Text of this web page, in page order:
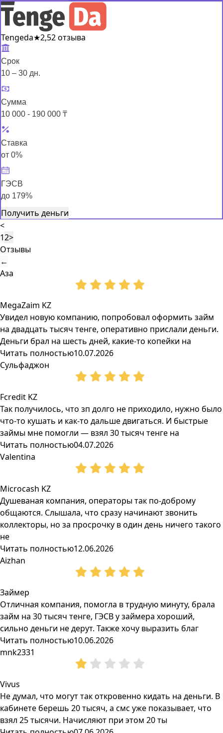
Tengeda★2,52 отзыва
Срок
10 – 30 дн.
Сумма
10 000 - 190 000 ₸
Ставка
от 0%
ГЭСВ
до 179%
Получить деньги
<
12>
Отзывы
←
Аза
MegaZaim KZ
Увидел новую компанию, попробовал оформить займ
на двадцать тысяч тенге, оперативно прислали деньги.
Деньги брал на шесть дней, какие-то копейки на
Читать полностью10.07.2026
Сульфаджон
Fcredit KZ
Так получилось, что зп долго не приходило, нужно было
что-то кушать и как-то дальше двигаться. И быстрые
займы мне помогли — взял 30 тысяч тенге на
Читать полностью04.07.2026
Valentina
Microcash KZ
Душеваная компания, операторы так по-доброму
общаются. Слышала, что сразу начинают звонить
коллекторы, но за просрочку в один день ничего такого
не
Читать полностью12.06.2026
Aizhan
Займер
Отличная компания, помогла в трудную минуту, брала
займ на 30 тысяч тенге, ГЭСВ у займера хороший,
сильно деньги не дерут. Также хочу выразить благ
Читать полностью10.06.2026
mnk2331
Vivus
Не думал, что могут так откровенно кидать на деньги. В
кабинете берешь 20 тысяч, а смс уже показывает, что
взял 25 тысячи. Начисляют при этом 20 ты